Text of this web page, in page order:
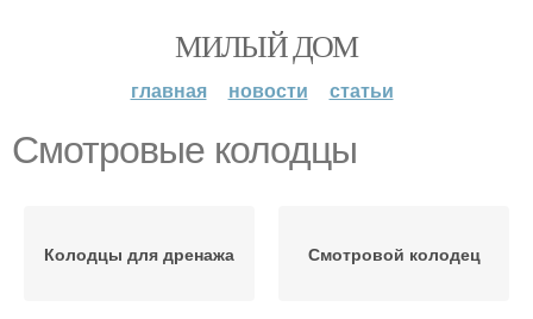
МИЛЫЙ ДОМ
главная новости статьи
Смотровые колодцы
Колодцы для дренажа Смотровой колодец